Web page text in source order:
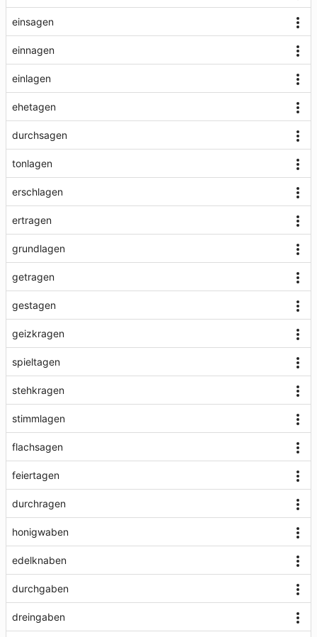
einsagen
einnagen
einlagen
ehetagen
durchsagen
tonlagen
erschlagen
ertragen
grundlagen
getragen
gestagen
geizkragen
spieltagen
stehkragen
stimmlagen
flachsagen
feiertagen
durchragen
honigwaben
edelknaben
durchgaben
dreingaben